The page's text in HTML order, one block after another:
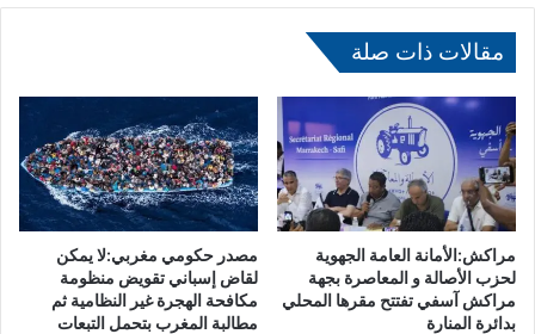
ل
ث
ل
ا
ث
ة
أ
ض
ا
ء
مقالات ذات صلة
مراكش:الأمانة العامة الجهوية
لحزب الأصالة و المعاصرة بجهة
مراكش آسفي تفتتح مقرها المحلي
بدائرة المنارة
مصدر حكومي مغربي:لا يمكن
لقاض إسباني تقويض منظومة
مكافحة الهجرة غير النظامية ثم
مطالبة المغرب بتحمل التبعات